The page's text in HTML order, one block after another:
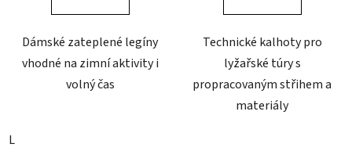
Dámské zateplené legíny
vhodné na zimní aktivity i
volný čas
L
Technické kalhoty pro
lyžařské túry s
propracovaným střihem a
materiály